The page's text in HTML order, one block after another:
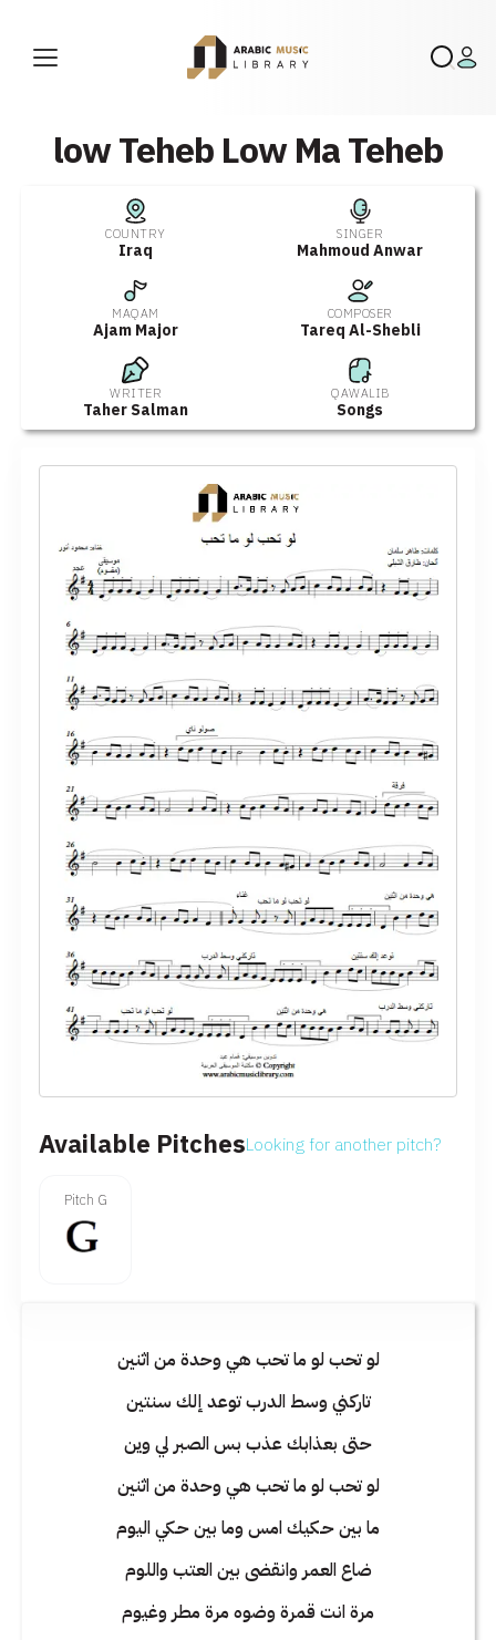
low Teheb Low Ma Teheb
COUNTRY
Iraq
SINGER
Mahmoud Anwar
MAQAM
Ajam Major
COMPOSER
Tareq Al-Shebli
WRITER
Taher Salman
QAWALIB
Songs
Available PitchesLooking for another pitch?
Pitch G
لو تحب لو ما تحب هي وحدة من اثنين
تاركني وسط الدرب توعد إلك سنتين
حتى بعذابك عذب بس الصبر لي وين
لو تحب لو ما تحب هي وحدة من اثنين
ما بين حـكيك امس وما بين حـكي اليوم
ضاع العمر وانقضى بين العتب واللوم
مرة انت قمرة وضوه مرة مطر وغيوم